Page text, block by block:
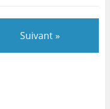
Suivant »